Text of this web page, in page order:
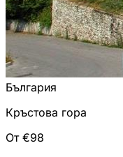
България
Кръстова гора
От €98